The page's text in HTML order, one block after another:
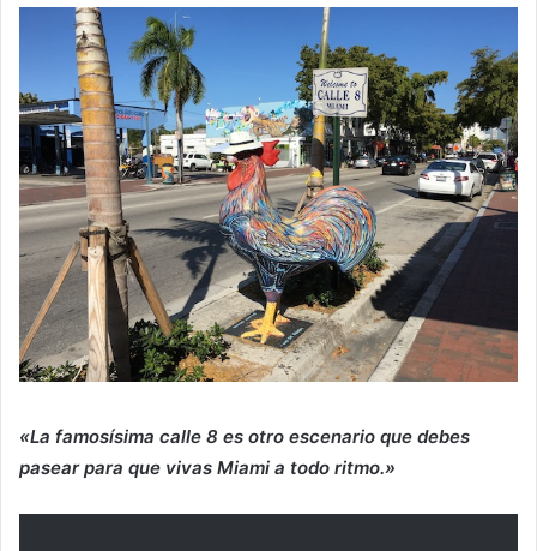
«La famosísima calle 8 es otro escenario que debes
pasear para que vivas Miami a todo ritmo.»